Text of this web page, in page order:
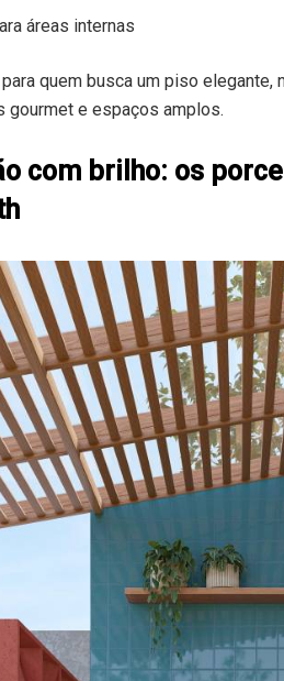
áreas internas
quem busca um piso
gourmet e espaços amplos.
com brilho: os